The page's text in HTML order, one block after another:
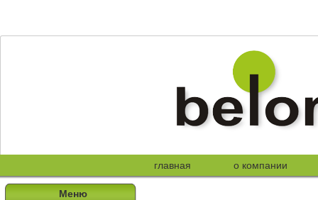
главная о компании
Меню